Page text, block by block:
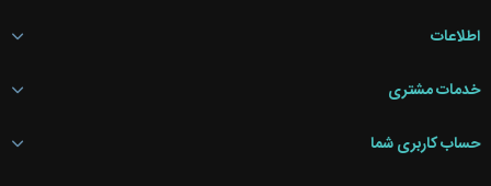
اطلاعات
خدمات مشتری
حساب کاربری شما